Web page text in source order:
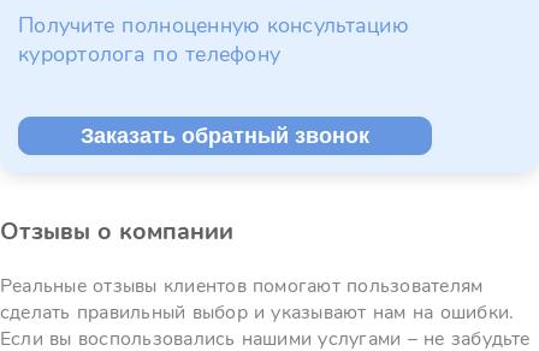
Получите полноценную консультацию
курортолога по телефону
Заказать обратный звонок
Отзывы о компании
Реальные отзывы клиентов помогают пользователям
сделать правильный выбор и указывают нам на ошибки.
Если вы воспользовались нашими услугами – не забудьте